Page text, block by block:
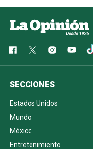
SECCIONES
Estados Unidos
Mundo
México
Entretenimiento